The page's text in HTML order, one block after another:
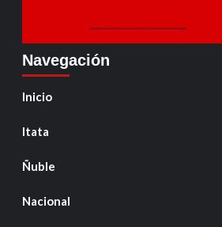
Navegación
Inicio
Itata
Ñuble
Nacional